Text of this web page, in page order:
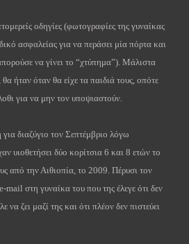
οδηγίες (φωτογραφίες της γυναίκας
ασφαλείας για να περάσει μία πόρτα και
να γίνει το “χτύπημα”). Μάλιστα
θα ήταν όταν θα είχε τα παιδιά τους, οπότε
για να μην τον υποψιαστούν.
διαζύγιο τον Σεπτέμβριο λόγω
υιοθετήσει δύο κορίτσια 6 και 8 ετών το
από την Αιθιοπία, το 2009. Πέρυσι τον
mail στη γυναίκα του που της έλεγε ότι δεν
να ζει μαζί της και ότι πλέον δεν πιστεύει